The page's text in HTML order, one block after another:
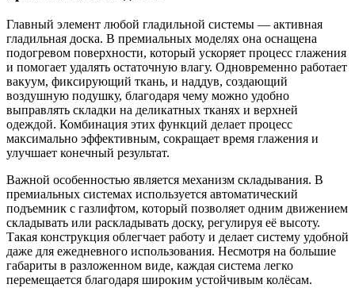
Главный элемент любой гладильной системы — активная
гладильная доска. В премиальных моделях она оснащена
подогревом поверхности, который ускоряет процесс глажения
и помогает удалять остаточную влагу. Одновременно работает
вакуум, фиксирующий ткань, и наддув, создающий
воздушную подушку, благодаря чему можно удобно
выправлять складки на деликатных тканях и верхней
одеждой. Комбинация этих функций делает процесс
максимально эффективным, сокращает время глажения и
улучшает конечный результат.
Важной особенностью является механизм складывания. В
премиальных системах используется автоматический
подъемник с газлифтом, который позволяет одним движением
складывать или раскладывать доску, регулируя её высоту.
Такая конструкция облегчает работу и делает систему удобной
даже для ежедневного использования. Несмотря на большие
габариты в разложенном виде, каждая система легко
перемещается благодаря широким устойчивым колёсам.